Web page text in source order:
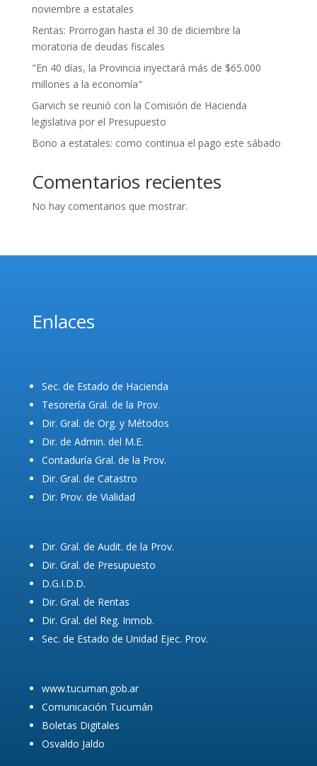
noviembre a estatales
Rentas: Prorrogan hasta el 30 de diciembre la
moratoria de deudas fiscales
"En 40 días, la Provincia inyectará más de $65.000
millones a la economía"
Garvich se reunió con la Comisión de Hacienda
legislativa por el Presupuesto
Bono a estatales: como continua el pago este sábado
Comentarios recientes
No hay comentarios que mostrar.
Enlaces
Sec. de Estado de Hacienda
Tesorería Gral. de la Prov.
Dir. Gral. de Org. y Métodos
Dir. de Admin. del M.E.
Contaduría Gral. de la Prov.
Dir. Gral. de Catastro
Dir. Prov. de Vialidad
Dir. Gral. de Audit. de la Prov.
Dir. Gral. de Presupuesto
D.G.I.D.D.
Dir. Gral. de Rentas
Dir. Gral. del Reg. Inmob.
Sec. de Estado de Unidad Ejec. Prov.
www.tucuman.gob.ar
Comunicación Tucumán
Boletas Digitales
Osvaldo Jaldo